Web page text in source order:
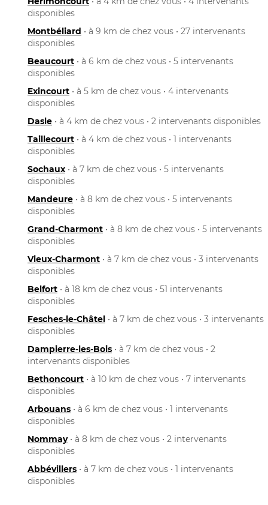
disponibles
Montbéliard • à 9 km de chez vous • 27 intervenants
disponibles
Beaucourt • à 6 km de chez vous • 5 intervenants
disponibles
Exincourt • à 5 km de chez vous • 4 intervenants
disponibles
Dasle • à 4 km de chez vous • 2 intervenants disponibles
Taillecourt • à 4 km de chez vous • 1 intervenants
disponibles
Sochaux • à 7 km de chez vous • 5 intervenants
disponibles
Mandeure • à 8 km de chez vous • 5 intervenants
disponibles
Grand-Charmont • à 8 km de chez vous • 5 intervenants
disponibles
Vieux-Charmont • à 7 km de chez vous • 3 intervenants
disponibles
Belfort • à 18 km de chez vous • 51 intervenants
disponibles
Fesches-le-Châtel • à 7 km de chez vous • 3 intervenants
disponibles
Dampierre-les-Bois • à 7 km de chez vous • 2
intervenants disponibles
Bethoncourt • à 10 km de chez vous • 7 intervenants
disponibles
Arbouans • à 6 km de chez vous • 1 intervenants
disponibles
Nommay• à 8 km de chez vous • 2 intervenants
disponibles
Abbévillers • à 7 km de chez vous • 1 intervenants
disponibles